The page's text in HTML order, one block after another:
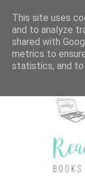
This site uses
and to analyze
shared with
metrics to
statistics, and to